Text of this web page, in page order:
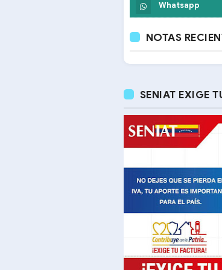
Whatsapp
NOTAS
SENIAT EXIGE